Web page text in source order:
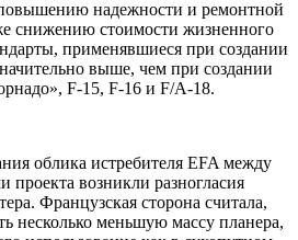
надежности и ремонтной
снижению стоимости жизненного
применявшиеся при создании
выше, чем при создании
F-15, F-16 и F/A-18.
облика истребителя EFA между
возникли разногласия
Французская сторона считала,
несколько меньшую массу планера,